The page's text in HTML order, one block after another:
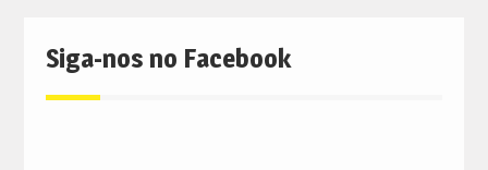
Siga-nos no Facebook